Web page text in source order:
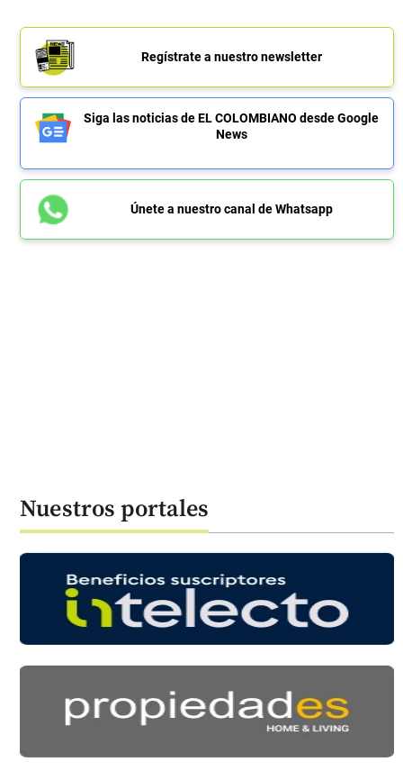
Regístrate a nuestro newsletter
Siga las noticias de EL COLOMBIANO desde Google
News
Únete a nuestro canal de Whatsapp
Nuestros portales